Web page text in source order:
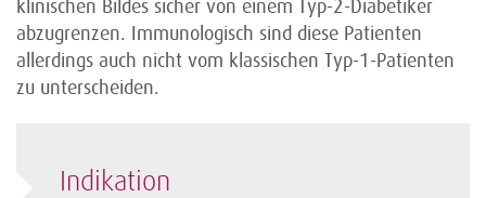
klinischen Bildes sicher von einem Typ-2-Diabetiker
abzugrenzen. Immunologisch sind diese Patienten
allerdings auch nicht vom klassischen Typ-1-Patienten
zu unterscheiden.
Indikation